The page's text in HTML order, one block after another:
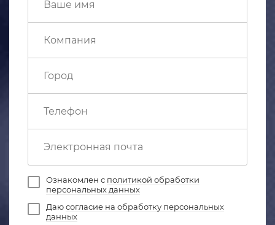
Ознакомлен с политикой обработки
персональных данных
Даюсогласие на обработку персональных
данных